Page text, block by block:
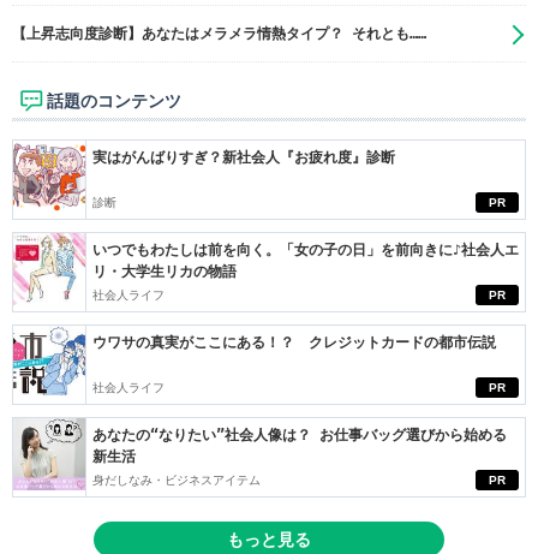
【上昇志向度診断】あなたはメラメラ情熱タイプ？ それとも……
話題のコンテンツ
PR
実はがんばりすぎ？新社会人『お疲れ度』診断
診断
PR
いつでもわたしは前を向く。「女の子の日」を前向きに♪社会人エ
リ・大学生リカの物語
社会人ライフ
PR
ウワサの真実がここにある！？ クレジットカードの都市伝説
社会人ライフ
PR
あなたの“なりたい”社会人像は？ お仕事バッグ選びから始める
新生活
身だしなみ・ビジネスアイテム
もっと見る